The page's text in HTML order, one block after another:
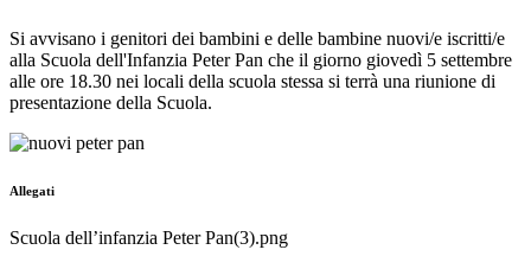
Si avvisano i genitori dei bambini e delle bambine nuovi/e iscritti/e
alla Scuola dell'Infanzia Peter Pan che il giorno giovedì 5 settembre
alle ore 18.30 nei locali della scuola stessa si terrà una riunione di
presentazione della Scuola.
Allegati
Scuola dell’infanzia Peter Pan(3).png